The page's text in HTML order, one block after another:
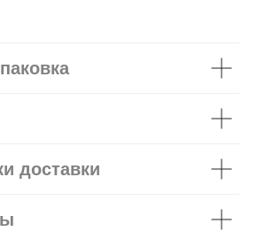
доставки